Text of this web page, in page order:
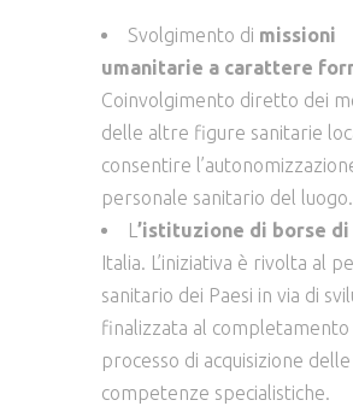
Svolgimento di missioni
umanitarie a carattere
Coinvolgimento diretto dei
delle altre figure sanitarie
consentire
personale sanitario del luogo.
L ’istituzione di borse
Italia. L’iniziativa è rivolta al
sanitario dei Paesi in via di
finalizzata al completamento
processo di acquisizione delle
competenze specialistiche.